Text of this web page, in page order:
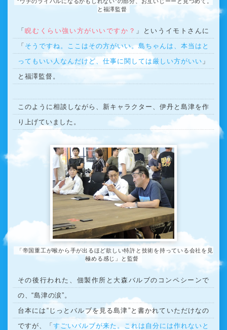
と福澤監督
「睨むくらい強い方がいいですか？ 」というイモトさんに
「 そうですね。ここはその方がいい。島ちゃんは、本当はと
ってもいい人なんだけど、仕事に関しては厳しい方がいい 」
と福澤監督。
このように相談しながら、新キャラクター、伊丹と島津を作
り上げていました。
「帝国重工が喉から手が出るほど欲しい特許と技術を持っている会社を見
極める感じ」と監督
その後行われた、佃製作所と大森バルブのコンペシーンで
の、“島津の涙”。
台本には“じっとバルブを見る島津”と書かれていただけなの
ですが、「 すごいバルブが来た。これは自分には作れないと